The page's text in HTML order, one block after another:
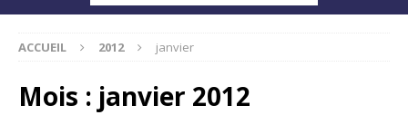
ACCUEIL 2012 janvier
Mois : janvier 2012